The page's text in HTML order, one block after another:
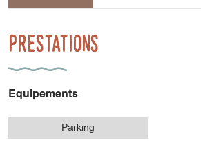
Prestations
Equipements
Parking